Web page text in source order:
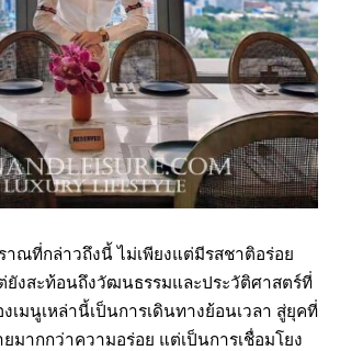
าณที่กล่าวถึงนี้ ไม่เพียงแต่มีรสชาติอร่อย
ยังสะท้อนถึงวัฒนธรรมและประวัติศาสตร์ที่
เมนูเหล่านี้เป็นการเดินทางย้อนเวลา สู่ยุคที่
มากกว่าความอร่อย แต่เป็นการเชื่อมโยง